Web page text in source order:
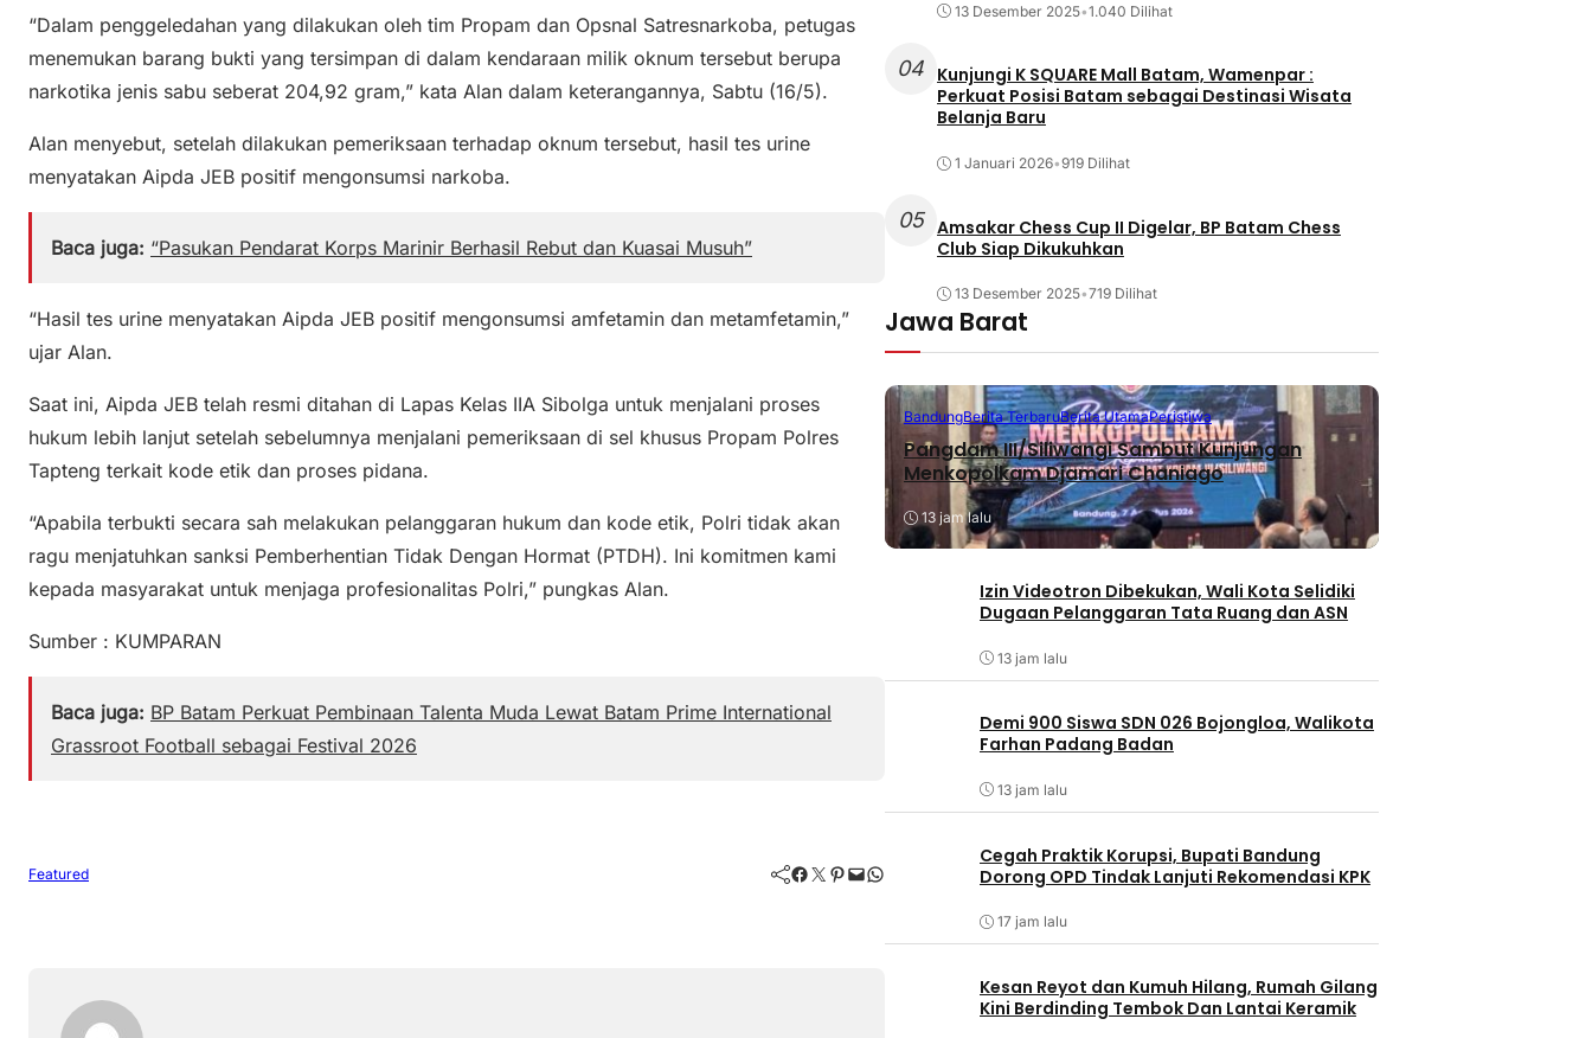
“Dalam penggeledahan yang dilakukan oleh tim Propam dan Opsnal Satresnarkoba, petugas
menemukan barang bukti yang tersimpan di dalam kendaraan milik oknum tersebut berupa
narkotika jenis sabu seberat 204,92 gram,” kata Alan dalam keterangannya, Sabtu (16/5).
Alan menyebut, setelah dilakukan pemeriksaan terhadap oknum tersebut, hasil tes urine
menyatakan Aipda JEB positif mengonsumsi narkoba.
Baca juga: “Pasukan Pendarat Korps Marinir Berhasil Rebut dan Kuasai Musuh”
“Hasil tes urine menyatakan Aipda JEB positif mengonsumsi amfetamin dan metamfetamin,”
ujar Alan.
Saat ini, Aipda JEB telah resmi ditahan di Lapas Kelas IIA Sibolga untuk menjalani proses
hukum lebih lanjut setelah sebelumnya menjalani pemeriksaan di sel khusus Propam Polres
Tapteng terkait kode etik dan proses pidana.
“Apabila terbukti secara sah melakukan pelanggaran hukum dan kode etik, Polri tidak akan
ragu menjatuhkan sanksi Pemberhentian Tidak Dengan Hormat (PTDH). Ini komitmen kami
kepada masyarakat untuk menjaga profesionalitas Polri,” pungkas Alan.
Sumber : KUMPARAN
Baca juga: BP Batam Perkuat Pembinaan Talenta Muda Lewat Batam Prime International
Grassroot Football sebagai Festival 2026
Featured Facebook Twitter Pinterest Mail WhatsApp
13 Desember 2025•1.040 Dilihat
04 Kunjungi K SQUARE Mall Batam, Wamenpar :
Perkuat Posisi Batam sebagai Destinasi Wisata
Belanja Baru
1 Januari 2026•919 Dilihat
05 Amsakar Chess Cup II Digelar, BP Batam Chess
Club Siap Dikukuhkan
13 Desember 2025•719 Dilihat
Jawa Barat
BandungBerita TerbaruBerita UtamaPeristiwa
Pangdam III/Siliwangi Sambut Kunjungan
Menkopolkam Djamari Chaniago
13 jam lalu
Izin Videotron Dibekukan, Wali Kota Selidiki
Dugaan Pelanggaran Tata Ruang dan ASN
13 jam lalu
Demi 900 Siswa SDN 026 Bojongloa, Walikota
Farhan Padang Badan
13 jam lalu
Cegah Praktik Korupsi, Bupati Bandung
Dorong OPD Tindak Lanjuti Rekomendasi KPK
17 jam lalu
Kesan Reyot dan Kumuh Hilang, Rumah Gilang
Kini Berdinding Tembok Dan Lantai Keramik